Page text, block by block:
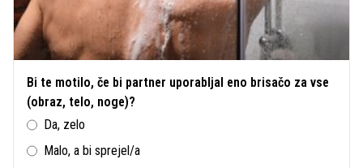
Bi te motilo, če bi partner uporabljal eno brisačo za vse
(obraz, telo, noge)?
Da, zelo
Malo, a bi sprejel/a